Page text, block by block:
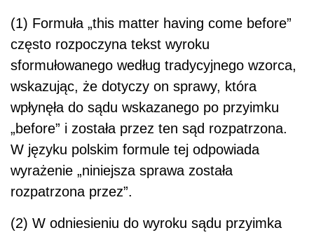
(1) Formuła „this matter having come before”
często rozpoczyna tekst wyroku
sformułowanego według tradycyjnego wzorca,
wskazując, że dotyczy on sprawy, która
wpłynęła do sądu wskazanego po przyimku
„before” i została przez ten sąd rozpatrzona.
W języku polskim formule tej odpowiada
wyrażenie „niniejsza sprawa została
rozpatrzona przez”.
(2) W odniesieniu do wyroku sądu przyimka